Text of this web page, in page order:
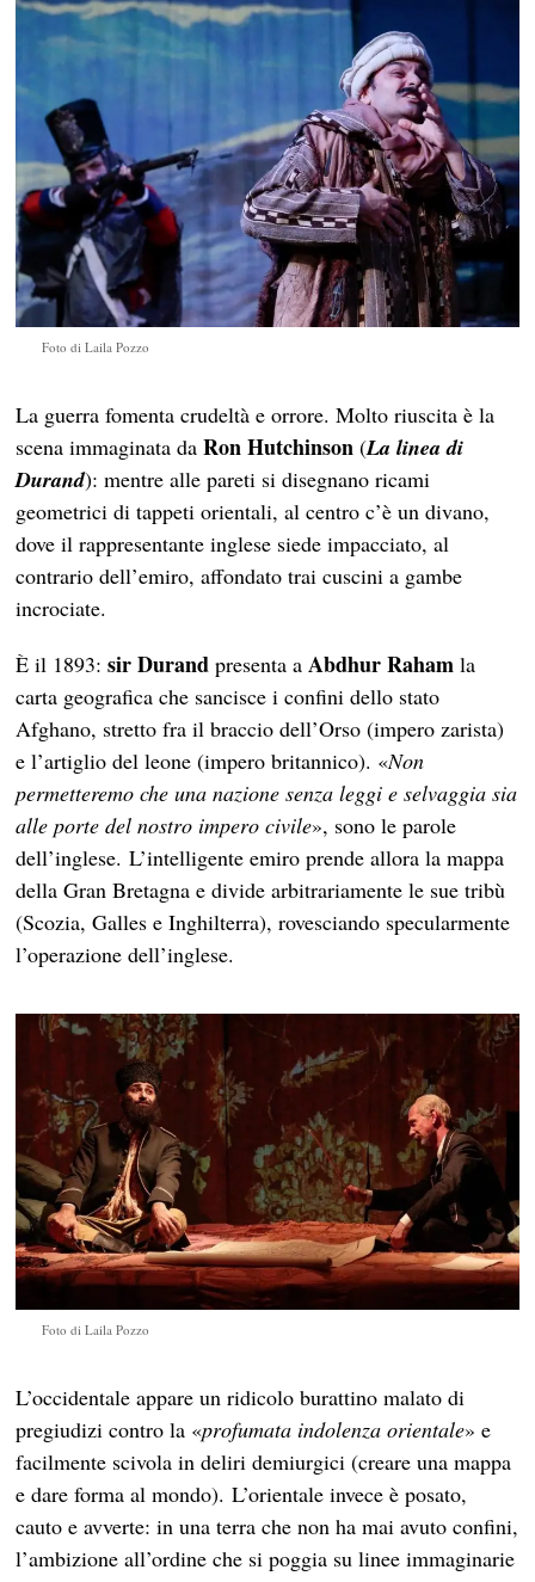
Foto di Laila Pozzo
La guerra fomenta crudeltà e orrore. Molto riuscita è la
scena immaginata daRon Hutchinson (La linea di
Durand): mentre alle pareti si disegnano ricami
geometrici di tappeti orientali, al centro c’è un divano,
dove il rappresentante inglese siede impacciato, al
contrario dell’emiro, affondato trai cuscini a gambe
incrociate.
È il 1893:sir Durand presenta aAbdhur Raham la
carta geografica che sancisce i confini dello stato
Afghano, stretto fra il braccio dell’Orso (impero zarista)
e l’artiglio del leone (impero britannico). «Non
permetteremo che una nazione senza leggi e selvaggia sia
alle porte del nostro impero civile», sono le parole
dell’inglese. L’intelligente emiro prende allora la mappa
della Gran Bretagna e divide arbitrariamente le sue tribù
(Scozia, Galles e Inghilterra), rovesciando specularmente
l’operazione dell’inglese.
Foto di Laila Pozzo
L’occidentale appare un ridicolo burattino malato di
pregiudizi contro la «profumata indolenza orientale» e
facilmente scivola in deliri demiurgici (creare una mappa
e dare forma al mondo). L’orientale invece è posato,
cauto e avverte: in una terra che non ha mai avuto confini,
l’ambizione all’ordine che si poggia su linee immaginarie